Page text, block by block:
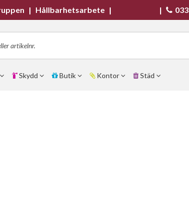
| Hållbarhetsarbete | |
Skydd Butik Kontor Städ